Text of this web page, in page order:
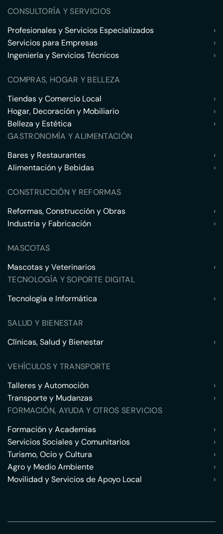
CONSULTORÍA Y SERVICIOS
Profesionales y Servicios Especializados
›
Servicios para Empresas
›
Ingeniería y Servicios Técnicos
›
COMPRAS, HOGAR Y BELLEZA
Tiendas y Comercio Local
›
Hogar, Decoración y Mobiliario
›
Belleza y Estética
›
GASTRONOMÍA Y ALIMENTACIÓN
Bares y Restaurantes
›
Alimentación y Bebidas
›
CONSTRUCCIÓN Y REFORMAS
Reformas, Construcción y Obras
›
Industria y Fabricación
›
MASCOTAS
Mascotas y Veterinarios
›
TECNOLOGÍA Y SOPORTE DIGITAL
Tecnología e Informática
›
SALUD Y BIENESTAR
Clínicas, Salud y Bienestar
›
VEHÍCULOS Y TRANSPORTE
Talleres y Automoción
›
Transporte y Mudanzas
›
FORMACIÓN, AYUDA Y OTROS SERVICIOS
Formación y Academias
›
Servicios Sociales y Comunitarios
›
Turismo, Ocio y Cultura
›
Agro y Medio Ambiente
›
Movilidad y Servicios de Apoyo Local
›